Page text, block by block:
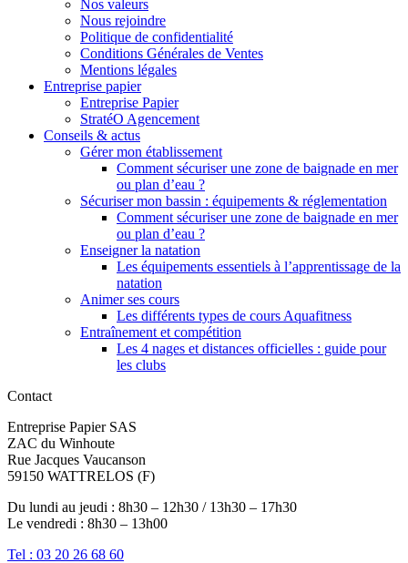
Nos valeurs
Nous rejoindre
Politique de confidentialité
Conditions Générales de Ventes
Mentions légales
Entreprise papier
Entreprise Papier
StratéO Agencement
Conseils & actus
Gérer mon établissement
Comment sécuriser une zone de baignade en mer
ou plan d’eau ?
Sécuriser mon bassin : équipements & réglementation
Comment sécuriser une zone de baignade en mer
ou plan d’eau ?
Enseigner la natation
Les équipements essentiels à l’apprentissage de la
natation
Animer ses cours
Les différents types de cours Aquafitness
Entraînement et compétition
Les 4 nages et distances officielles : guide pour
les clubs
Contact
Entreprise Papier SAS
ZAC du Winhoute
Rue Jacques Vaucanson
59150 WATTRELOS (F)
Du lundi au jeudi : 8h30 – 12h30 / 13h30 – 17h30
Le vendredi : 8h30 – 13h00
Tel : 03 20 26 68 60